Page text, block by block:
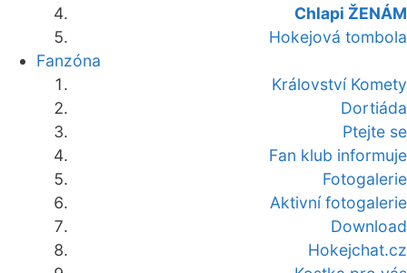
Chlapi ŽENÁM
Hokejová tombola
Fanzóna
Království Komety
Dortiáda
Ptejte se
Fan klub informuje
Fotogalerie
Aktivní fotogalerie
Download
Hokejchat.cz